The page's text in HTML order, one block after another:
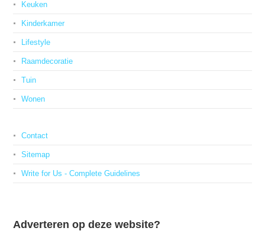
Keuken
Kinderkamer
Lifestyle
Raamdecoratie
Tuin
Wonen
Contact
Sitemap
Write for Us - Complete Guidelines
Adverteren op deze website?